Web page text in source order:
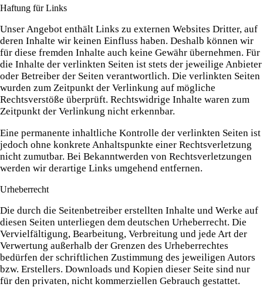
Haftung für Links
Unser Angebot enthält Links zu externen Websites Dritter, auf
deren Inhalte wir keinen Einfluss haben. Deshalb können wir
für diese fremden Inhalte auch keine Gewähr übernehmen. Für
die Inhalte der verlinkten Seiten ist stets der jeweilige Anbieter
oder Betreiber der Seiten verantwortlich. Die verlinkten Seiten
wurden zum Zeitpunkt der Verlinkung auf mögliche
Rechtsverstöße überprüft. Rechtswidrige Inhalte waren zum
Zeitpunkt der Verlinkung nicht erkennbar.
Eine permanente inhaltliche Kontrolle der verlinkten Seiten ist
jedoch ohne konkrete Anhaltspunkte einer Rechtsverletzung
nicht zumutbar. Bei Bekanntwerden von Rechtsverletzungen
werden wir derartige Links umgehend entfernen.
Urheberrecht
Die durch die Seitenbetreiber erstellten Inhalte und Werke auf
diesen Seiten unterliegen dem deutschen Urheberrecht. Die
Vervielfältigung, Bearbeitung, Verbreitung und jede Art der
Verwertung außerhalb der Grenzen des Urheberrechtes
bedürfen der schriftlichen Zustimmung des jeweiligen Autors
bzw. Erstellers. Downloads und Kopien dieser Seite sind nur
für den privaten, nicht kommerziellen Gebrauch gestattet.